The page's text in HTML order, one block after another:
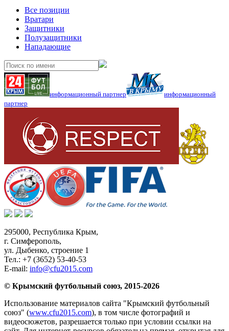
Все позиции
Вратари
Защитники
Полузащитники
Нападающие
информационный партнер
информационный
партнер
295000, Республика Крым,
г. Симферополь,
ул. Дыбенко, строение 1
Тел.: +7 (3652) 53-40-53
E-mail: info@cfu2015.com
© Крымский футбольный союз, 2015-2026
Использование материалов сайта "Крымский футбольный
союз" (www.cfu2015.com), в том числе фотографий и
видеосюжетов, разрешается только при условии ссылки на